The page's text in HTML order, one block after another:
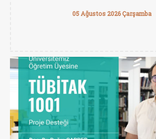
05 Ağustos 2026 Çarşamba